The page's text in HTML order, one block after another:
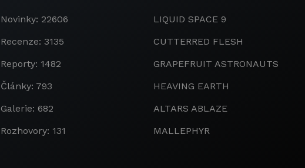
Novinky: 22606
Recenze: 3135
Reporty: 1482
Články: 793
Galerie: 682
Rozhovory: 131
LIQUID SPACE 9
CUTTERRED FLESH
GRAPEFRUIT ASTRONAUTS
HEAVING EARTH
ALTARS ABLAZE
MALLEPHYR